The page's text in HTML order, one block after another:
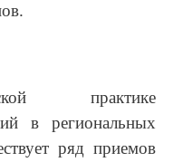
практике
в региональных
ряд приемов